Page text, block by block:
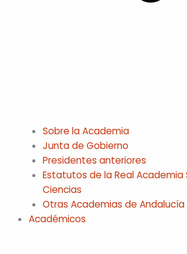
Sobre la Academia
Junta de Gobierno
Presidentes anteriores
Estatutos de la Real Academia
Ciencias
Otras Academias de Andalucía
Académicos